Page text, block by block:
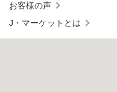
お客様の声
J・マーケットとは